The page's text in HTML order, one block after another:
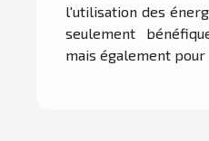
l'utilisation des
seulement
mais également